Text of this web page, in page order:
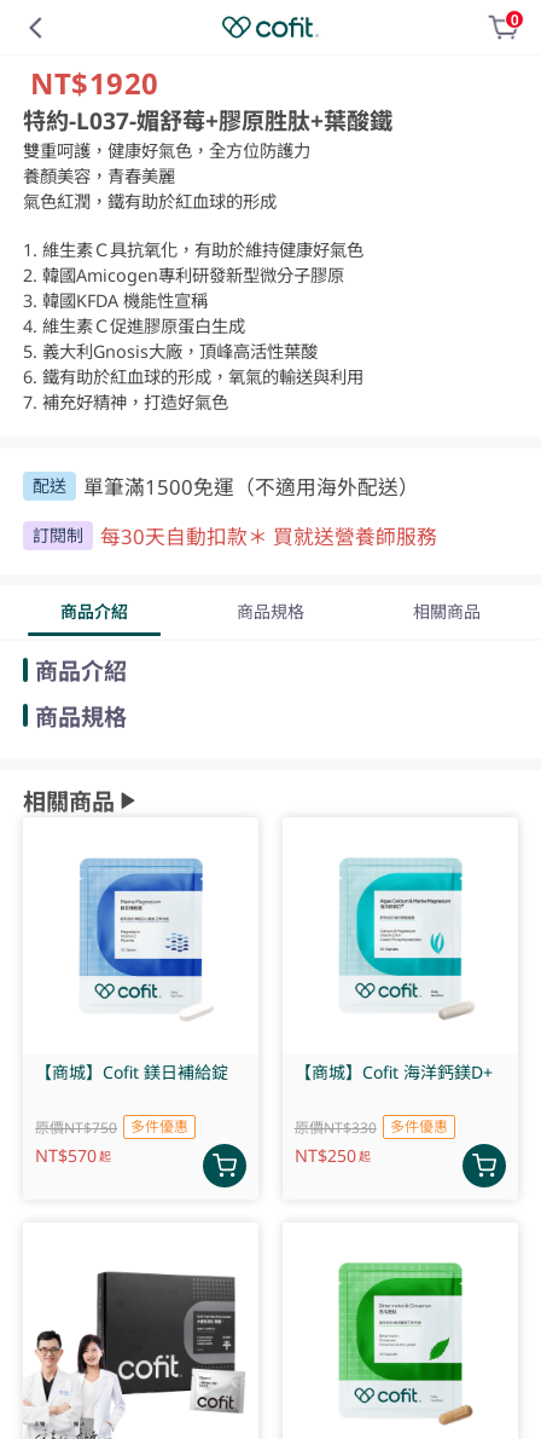
0
NT$1920
特約-L037-媚舒莓+膠原胜肽+葉酸鐵
雙重呵護，健康好氣色，全方位防護力
養顏美容，青春美麗
氣色紅潤，鐵有助於紅血球的形成
1. 維生素Ｃ具抗氧化，有助於維持健康好氣色
2. 韓國Amicogen專利研發新型微分子膠原
3. 韓國KFDA 機能性宣稱
4. 維生素Ｃ促進膠原蛋白生成
5. 義大利Gnosis大廠，頂峰高活性葉酸
6. 鐵有助於紅血球的形成，氧氣的輸送與利用
7. 補充好精神，打造好氣色
配送 單筆滿1500免運（不適用海外配送）
訂閱制 每30天自動扣款＊ 買就送營養師服務
商品介紹 商品規格 相關商品
商品介紹
商品規格
相關商品
【商城】Cofit 鎂日補給錠
原價NT$750 多件優惠
NT$570起
【商城】Cofit 海洋鈣鎂D+
原價NT$330 多件優惠
NT$250起